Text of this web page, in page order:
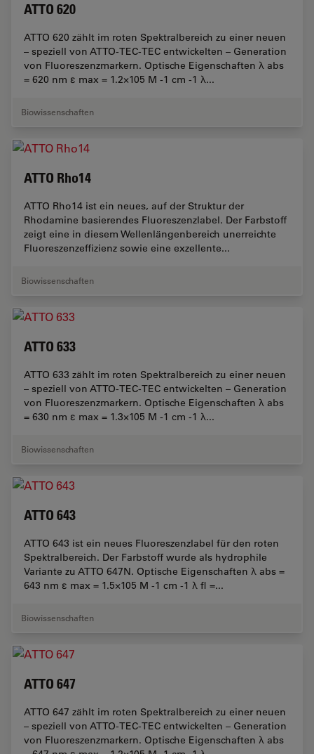
ATTO 620
ATTO 620 zählt im roten Spektralbereich zu einer neuen
– speziell von ATTO-TEC-TEC entwickelten – Generation
von Fluoreszenzmarkern. Optische Eigenschaften λ abs
= 620 nm ε max = 1.2×105 M -1 cm -1 λ...
Biowissenschaften
ATTO Rho14
ATTO Rho14 ist ein neues, auf der Struktur der
Rhodamine basierendes Fluoreszenzlabel. Der Farbstoff
zeigt eine in diesem Wellenlängenbereich unerreichte
Fluoreszenzeffizienz sowie eine exzellente...
Biowissenschaften
ATTO 633
ATTO 633 zählt im roten Spektralbereich zu einer neuen
– speziell von ATTO-TEC-TEC entwickelten – Generation
von Fluoreszenzmarkern. Optische Eigenschaften λ abs
= 630 nm ε max = 1.3×105 M -1 cm -1 λ...
Biowissenschaften
ATTO 643
ATTO 643 ist ein neues Fluoreszenzlabel für den roten
Spektralbereich. Der Farbstoff wurde als hydrophile
Variante zu ATTO 647N. Optische Eigenschaften λ abs =
643 nm ε max = 1.5×105 M -1 cm -1 λ fl =...
Biowissenschaften
ATTO 647
ATTO 647 zählt im roten Spektralbereich zu einer neuen
– speziell von ATTO-TEC-TEC entwickelten – Generation
von Fluoreszenzmarkern. Optische Eigenschaften λ abs